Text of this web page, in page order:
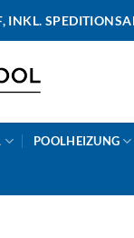
INKL.
POOLHEIZUNG